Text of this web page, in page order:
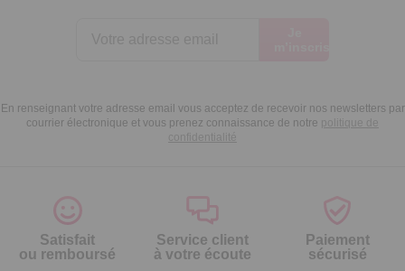
En renseignant votre adresse email vous acceptez de recevoir nos newsletters par
courrier électronique et vous prenez connaissance de notre politique de
confidentialité
Satisfait
ou remboursé
Service client
à votre écoute
Paiement
sécurisé